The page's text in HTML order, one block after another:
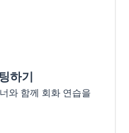
하기
와 함께 회화 연습을